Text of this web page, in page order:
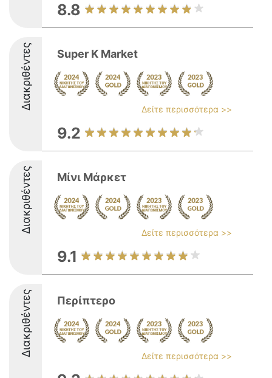
8.8
Διακριθέντες Super K Market
Δείτε περισσότερα >>
9.2
Διακριθέντες Μίνι Μάρκετ
Δείτε περισσότερα >>
9.1
Διακριθέντες Περίπτερο
Δείτε περισσότερα >>